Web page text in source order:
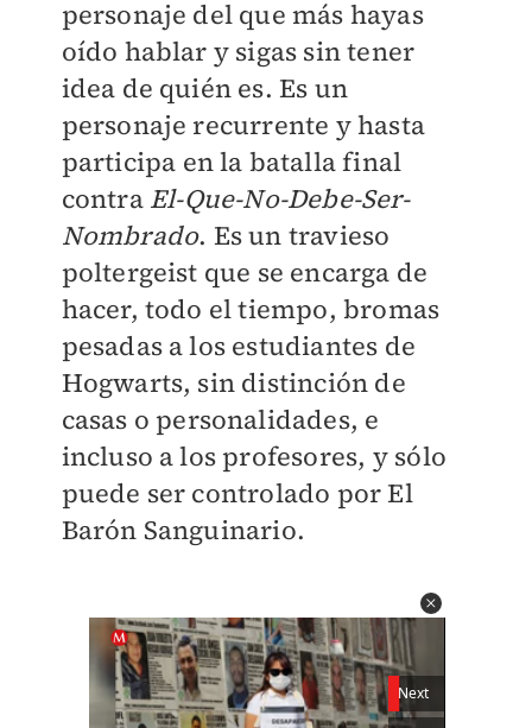
personaje del que más hayas
oído hablar y sigas sin tener
idea de quién es. Es un
personaje recurrente y hasta
participa en la batalla final
contraEl-Que-No-Debe-Ser-
Nombrado. Es un travieso
poltergeist que se encarga de
hacer, todo el tiempo, bromas
pesadas a los estudiantes de
Hogwarts, sin distinción de
casas o personalidades, e
incluso a los profesores, y sólo
puede ser controlado por El
Barón Sanguinario.